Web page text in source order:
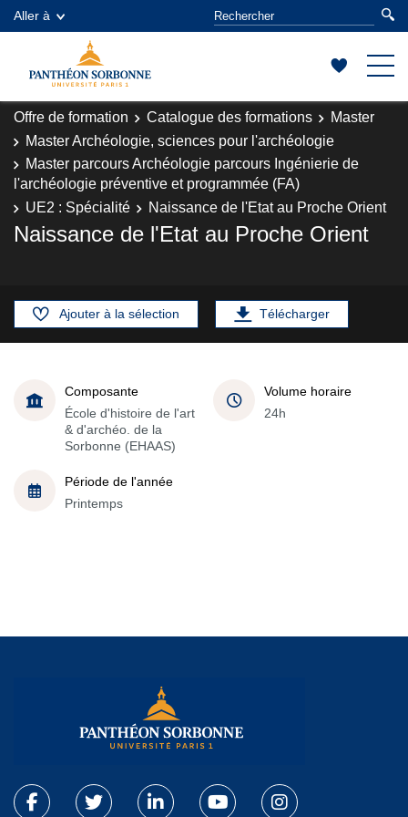
Aller à
Offre de formation Catalogue des formations
Master
Master Archéologie, sciences pour l'archéologie
Master parcours Archéologie parcours Ingénierie de
l'archéologie préventive et programmée (FA)
UE2 : Spécialité
Naissance de l'Etat au Proche Orient
Naissance de l'Etat au Proche Orient
Ajouter à la sélection Télécharger
Composante
École d'histoire de l'art
& d'archéo. de la
Sorbonne (EHAAS)
Volume horaire
24h
Période de l'année
Printemps